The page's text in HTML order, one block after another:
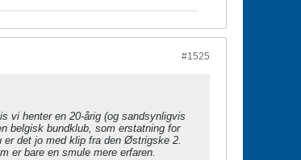
#1525
vi henter en 20-årig (og sandsynligvis
belgisk bundklub, som erstatning for
det jo med klip fra den Østrigske 2.
er bare en smule mere erfaren.